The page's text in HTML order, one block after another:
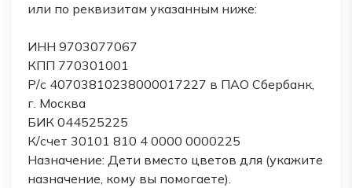
или по реквизитам указанным ниже:
ИНН 9703077067
КПП 770301001
Р/с 40703810238000017227 в ПАО Сбербанк,
г. Москва
БИК 044525225
К/счет 30101 810 4 0000 0000225
Назначение: Дети вместо цветов для (укажите
назначение, кому вы помогаете).